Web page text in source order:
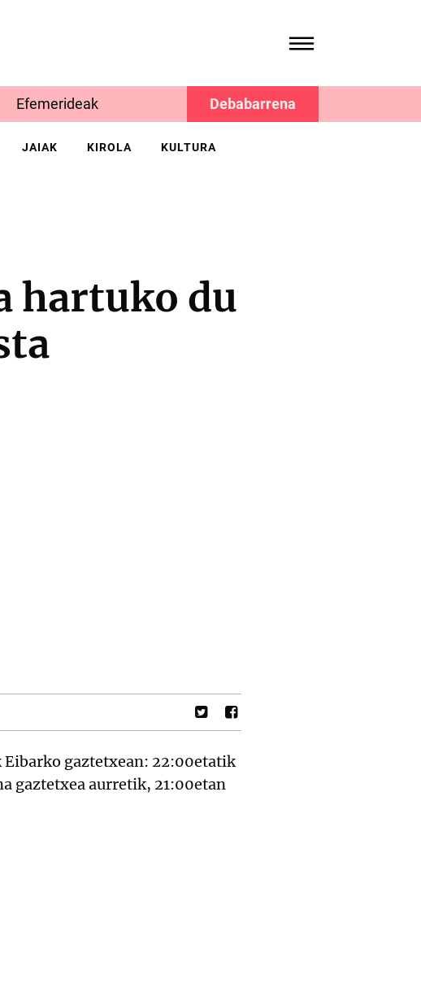
Efemerideak Debabarrena
JAIAK KIROLA KULTURA
hartuko du
gaztetxean: 22:00etatik
gaztetxea aurretik, 21:00etan